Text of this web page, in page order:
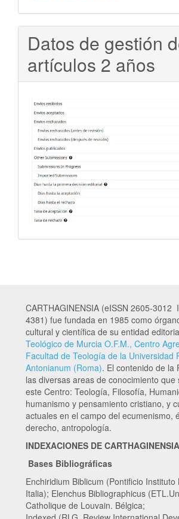
Datos de gestión
artículos 2 años
CARTHAGINENSIA (eISSN 2605-3012
4381) fue fundada en 1985 como
cultural y científica de su entidad
Teológico de Murcia O.F.M., Centro
Facultad de Teología de la Universidad
Antonianum (Roma). El contenido de la
las diversas areas de conocimiento que
este Centro: Teología, Filosofía,
humanismo y pensamiento cristiano, y
actuales en el campo del ecumenismo,
derecho, antropología.
INDEXACIONES DE CARTHAGINENSIA
Bases Bibliográficas
Enchiridium Biblicum (Pontificio Instituto
Italia); Elenchus Bibliographicus
Catholique de Louvain.